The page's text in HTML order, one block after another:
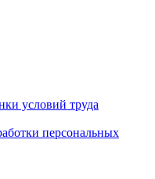
условий труда
персональных